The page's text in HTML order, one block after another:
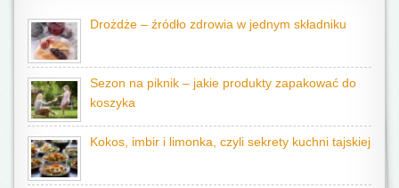
Drożdże – źródło zdrowia w jednym składniku
Sezon na piknik – jakie produkty zapakować do
koszyka
Kokos, imbir i limonka, czyli sekrety kuchni tajskiej